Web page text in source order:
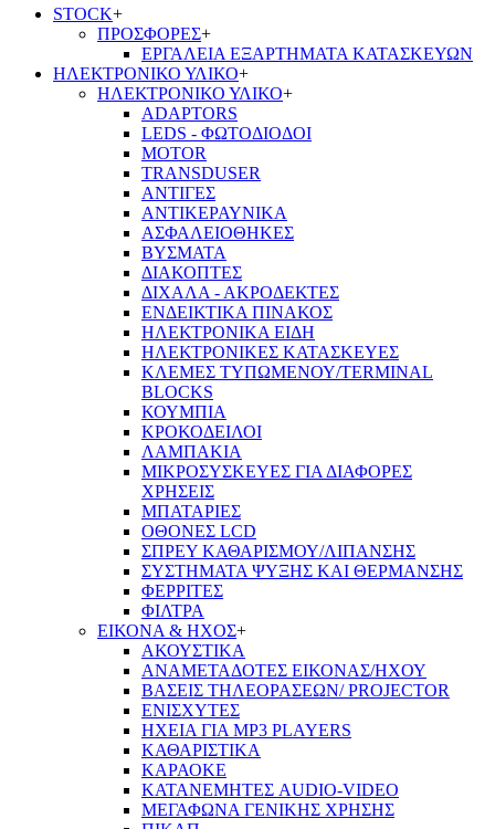
STOCK+
ΠΡΟΣΦΟΡΕΣ+
ΕΡΓΑΛΕΙΑ ΕΞΑΡΤΗΜΑΤΑ ΚΑΤΑΣΚΕΥΩΝ
ΗΛΕΚΤΡΟΝΙΚΟ ΥΛΙΚΟ+
ΗΛΕΚΤΡΟΝΙΚΟ ΥΛΙΚΟ+
ADAPTORS
LEDS - ΦΩΤΟΔΙΟΔΟΙ
MOTOR
TRANSDUSER
ΑΝΤΙΓΕΣ
ΑΝΤΙΚΕΡΑΥΝΙΚΑ
ΑΣΦΑΛΕΙΟΘΗΚΕΣ
ΒΥΣΜΑΤΑ
ΔΙΑΚΟΠΤΕΣ
ΔΙΧΑΛΑ - ΑΚΡΟΔΕΚΤΕΣ
ΕΝΔΕΙΚΤΙΚΑ ΠΙΝΑΚΟΣ
ΗΛΕΚΤΡΟΝΙΚΑ ΕΙΔΗ
ΗΛΕΚΤΡΟΝΙΚΕΣ ΚΑΤΑΣΚΕΥΕΣ
ΚΛΕΜΕΣ ΤΥΠΩΜΕΝΟΥ/TERMINAL
BLOCKS
ΚΟΥΜΠΙΑ
ΚΡΟΚΟΔΕΙΛΟΙ
ΛΑΜΠΑΚΙΑ
ΜΙΚΡΟΣΥΣΚΕΥΕΣ ΓΙΑ ΔΙΑΦΟΡΕΣ
ΧΡΗΣΕΙΣ
ΜΠΑΤΑΡΙΕΣ
ΟΘΟΝΕΣ LCD
ΣΠΡΕΥ ΚΑΘΑΡΙΣΜΟΥ/ΛΙΠΑΝΣΗΣ
ΣΥΣΤΗΜΑΤΑ ΨΥΞΗΣ ΚΑΙ ΘΕΡΜΑΝΣΗΣ
ΦΕΡΡΙΤΕΣ
ΦΙΛΤΡΑ
ΕΙΚΟΝΑ & ΗΧΟΣ+
ΑΚΟΥΣΤΙΚΑ
ΑΝΑΜΕΤΑΔΟΤΕΣ ΕΙΚΟΝΑΣ/ΗΧΟΥ
ΒΑΣΕΙΣ ΤΗΛΕOΡΑΣΕΩΝ/ PROJECTOR
ΕΝΙΣΧΥΤΕΣ
ΗΧΕΙΑ ΓΙΑ MP3 PLAYERS
ΚΑΘΑΡΙΣΤΙΚΑ
ΚΑΡΑΟΚΕ
ΚΑΤΑΝΕΜΗΤΕΣ AUDIO-VIDEO
ΜΕΓΑΦΩΝΑ ΓΕΝΙΚΗΣ ΧΡΗΣΗΣ